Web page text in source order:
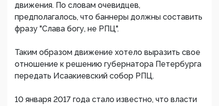
движения. По словам очевидцев,
предполагалось, что баннеры должны составить
фразу "Слава богу, не РПЦ".
Таким образом движение хотело выразить свое
отношение к решению губернатора Петербурга
передать Исаакиевский собор РПЦ.
10 января 2017 года стало известно, что власти